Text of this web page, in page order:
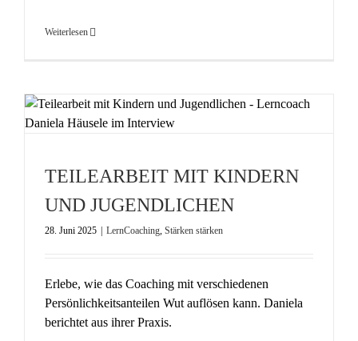
Weiterlesen
TEILEARBEIT MIT KINDERN
UND JUGENDLICHEN
28. Juni 2025 LernCoaching, Stärken stärken
Erlebe, wie das Coaching mit verschiedenen
Persönlichkeitsanteilen Wut auflösen kann. Daniela
berichtet aus ihrer Praxis.